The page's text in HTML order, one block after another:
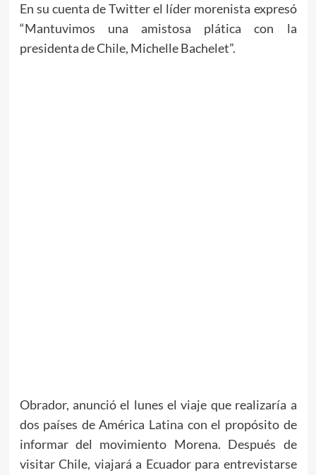
En su cuenta de Twitter el líder morenista expresó
“Mantuvimos una amistosa plática con la
presidenta de Chile, Michelle Bachelet”.
Obrador, anunció el lunes el viaje que realizaría a
dos países de América Latina con el propósito de
informar del movimiento Morena. Después de
visitar Chile, viajará a Ecuador para entrevistarse